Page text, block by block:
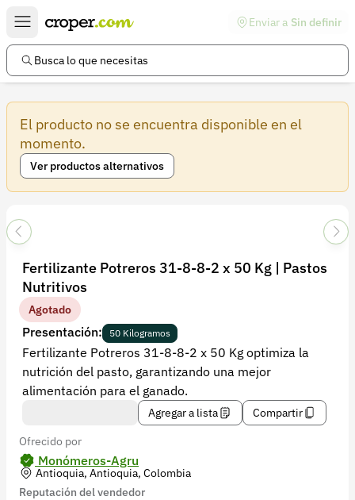
Enviar a Sin definir
Busca lo que necesitas
El producto no se encuentra disponible en el
momento.
Ver productos alternativos
Fertilizante Potreros 31-8-8-2 x 50 Kg | Pastos
Nutritivos
Agotado
Presentación: 50 Kilogramos
Fertilizante Potreros 31-8-8-2 x 50 Kg optimiza la
nutrición del pasto, garantizando una mejor
alimentación para el ganado.
Agregar a lista
Compartir
Ofrecido por
Monómeros-Agru
Antioquia, Antioquia, Colombia
Reputación del vendedor
Enlaces de interés
Preguntas frecuentes
Ayuda
Información legal
Términos y condiciones
Política de privacidad
Cuenta
Iniciar sesión
Registrarse
Recuperar contraseña
Contacto
+57 323 2931928
contacto@croper.com